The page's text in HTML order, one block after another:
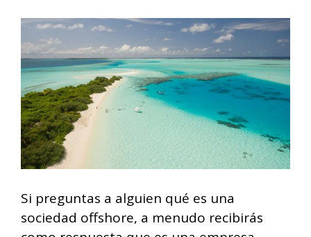
Si preguntas a alguien qué es una
sociedad offshore, a menudo recibirás